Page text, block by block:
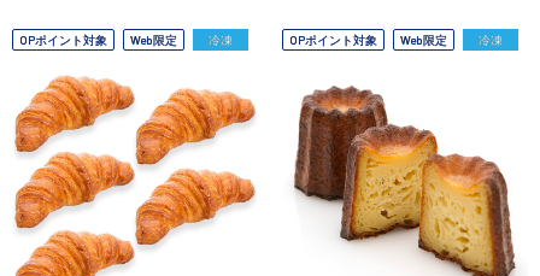
OPポイント対象 Web限定 冷凍 OPポイント対象 Web限定 冷凍